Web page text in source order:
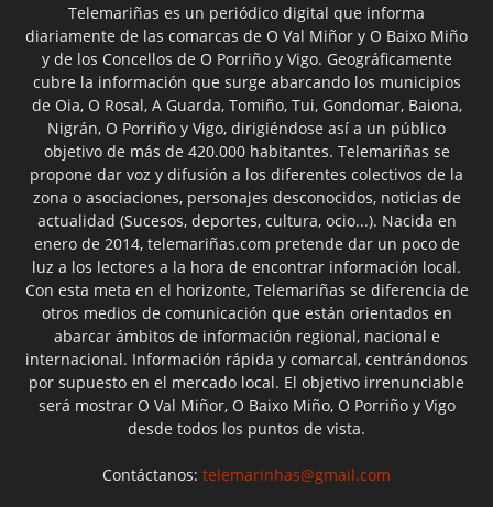
Telemariñas es un periódico digital que informa
diariamente de las comarcas de O Val Miñor y O Baixo Miño
y de los Concellos de O Porriño y Vigo. Geográficamente
cubre la información que surge abarcando los municipios
de Oia, O Rosal, A Guarda, Tomiño, Tui, Gondomar, Baiona,
Nigrán, O Porriño y Vigo, dirigiéndose así a un público
objetivo de más de 420.000 habitantes. Telemariñas se
propone dar voz y difusión a los diferentes colectivos de la
zona o asociaciones, personajes desconocidos, noticias de
actualidad (Sucesos, deportes, cultura, ocio...). Nacida en
enero de 2014, telemariñas.com pretende dar un poco de
luz a los lectores a la hora de encontrar información local.
Con esta meta en el horizonte, Telemariñas se diferencia de
otros medios de comunicación que están orientados en
abarcar ámbitos de información regional, nacional e
internacional. Información rápida y comarcal, centrándonos
por supuesto en el mercado local. El objetivo irrenunciable
será mostrar O Val Miñor, O Baixo Miño, O Porriño y Vigo
desde todos los puntos de vista.
Contáctanos: telemarinhas@gmail.com